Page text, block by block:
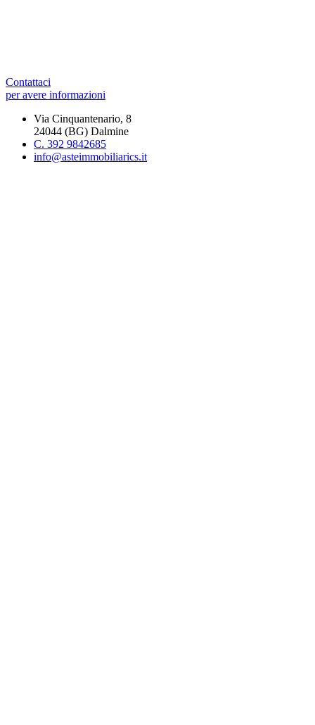
Contattaci
per avere informazioni
Via Cinquantenario, 8
24044 (BG) Dalmine
C. 392 9842685
info@asteimmobiliarics.it